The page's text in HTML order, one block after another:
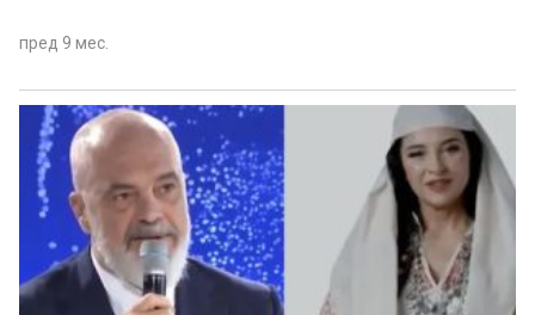
пред 9 мес.